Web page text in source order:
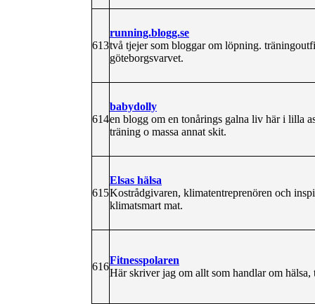
613
running.blogg.se
två tjejer som bloggar om löpning.
göteborgsvarvet.
614
babydolly
en blogg om en tonårings galna liv här i lilla
träning o massa annat skit.
615
Elsas hälsa
Kostrådgivaren, klimatentreprenören och
klimatsmart mat.
616
Fitnesspolaren
Här skriver jag om allt som handlar om